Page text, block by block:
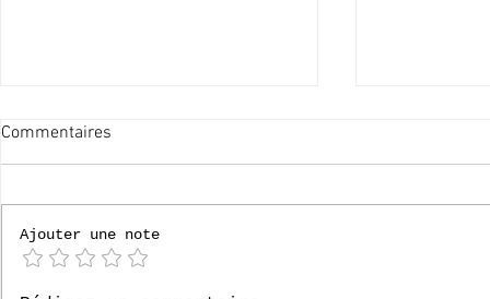
60x merci !
Commentaires
Ajouter une note